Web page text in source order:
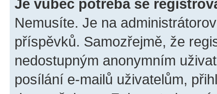
Je vůbec potřeba se
Nemusíte. Je na
příspěvků. Samozřejmě, že
nedostupným anonymním
posílání e-mailů uživatelům,